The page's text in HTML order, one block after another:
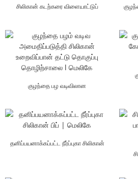
சிலிகான் கடற்கரை விளையாட்டுப்
குழந்தை பழ வடிவிலான
தனிப்பயனாக்கப்பட்ட நீர்ப்புகா சிலிகான்